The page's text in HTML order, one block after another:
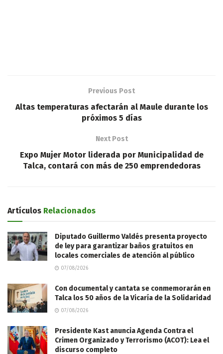
Previous Post
Altas temperaturas afectarán al Maule durante los
próximos 5 días
Next Post
Expo Mujer Motor liderada por Municipalidad de
Talca, contará con más de 250 emprendedoras
Artículos Relacionados
Diputado Guillermo Valdés presenta proyecto
de ley para garantizar baños gratuitos en
locales comerciales de atención al público
07/08/2026
Con documental y cantata se conmemorarán en
Talca los 50 años de la Vicaría de la Solidaridad
07/08/2026
Presidente Kast anuncia Agenda Contra el
Crimen Organizado y Terrorismo (ACOT): Lea el
discurso completo